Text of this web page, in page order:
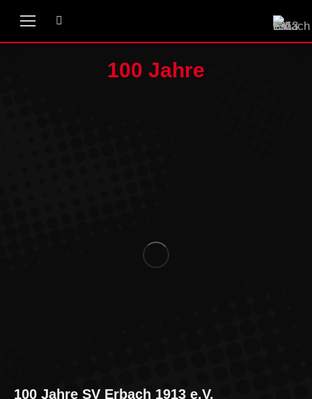
100 Jahre
100 Jahre SV Erbach 1913 e.V.